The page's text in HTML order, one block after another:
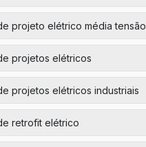
projeto elétrico média tensão
projetos elétricos
projetos elétricos industriais
retrofit elétrico